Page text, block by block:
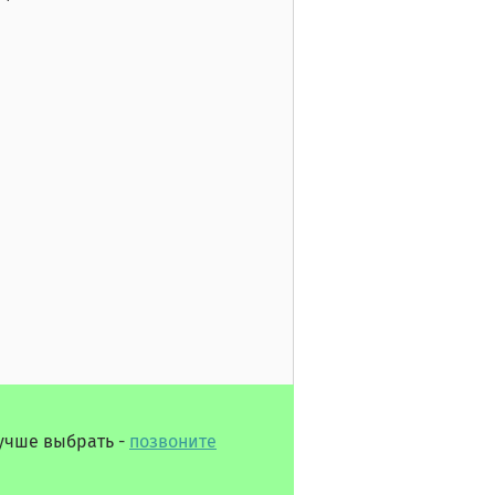
выбрать - позвоните